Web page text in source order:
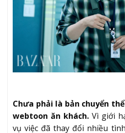
Chưa phải là bản chuyển
webtoon ăn khách. Vì giới
vụ việc đã thay đổi nhiều